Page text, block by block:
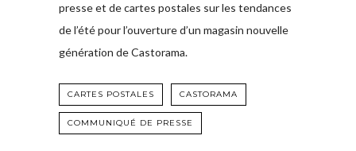
presse et de cartes postales sur les tendances
de l’été pour l’ouverture d’un magasin nouvelle
génération de Castorama.
CARTES POSTALES CASTORAMA
COMMUNIQUÉ DE PRESSE